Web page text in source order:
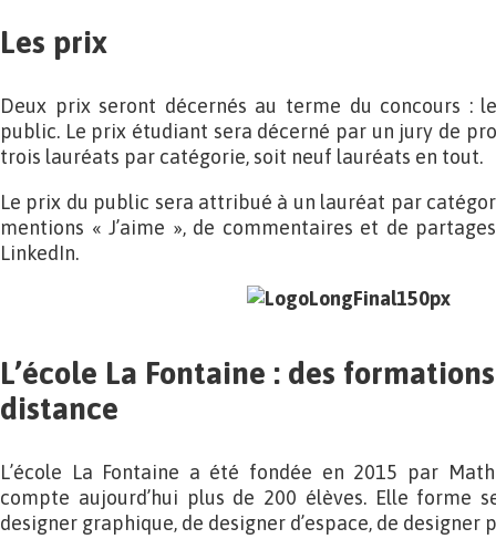
Les prix
Deux prix seront décernés au terme du concours
public. Le prix étudiant sera décerné par un jury de
trois lauréats par catégorie, soit neuf lauréats en tout.
Le prix du public sera attribué à un lauréat par
mentions « J’aime », de commentaires et de
LinkedIn.
L’école La Fontaine : des
distance
L’école La Fontaine a été fondée en 2015 par
compte aujourd’hui plus de 200 élèves. Elle forme
designer graphique, de designer d’espace, de